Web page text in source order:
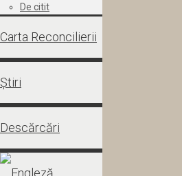
De citit
Carta Reconcilierii
Știri
Descărcări